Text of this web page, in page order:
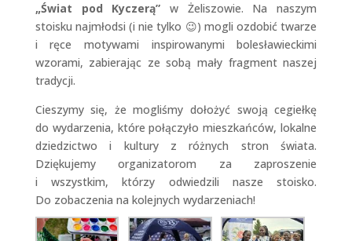
„Świat pod Kyczerą” w Żeliszowie. Na naszym
stoisku najmłodsi (i nie tylko 😉) mogli ozdobić twarze
i ręce motywami inspirowanymi bolesławieckimi
wzorami, zabierając ze sobą mały fragment naszej
tradycji.
Cieszymy się, że mogliśmy dołożyć swoją cegiełkę
do wydarzenia, które połączyło mieszkańców, lokalne
dziedzictwo i kultury z różnych stron świata.
Dziękujemy organizatorom za zaproszenie
i wszystkim, którzy odwiedzili nasze stoisko.
Do zobaczenia na kolejnych wydarzeniach!